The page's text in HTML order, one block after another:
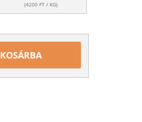
(4200FT / KG)
KOSÁRBA